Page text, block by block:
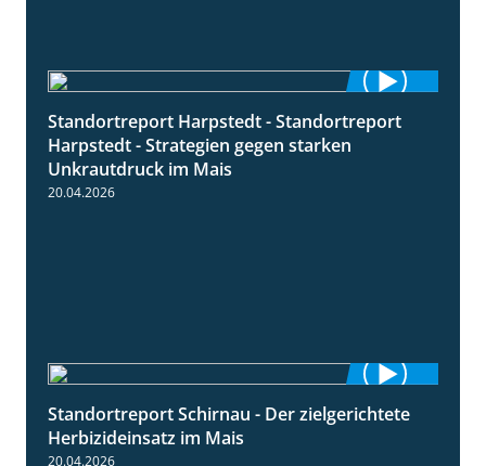
9:11
Standortreport Harpstedt - Standortreport
Harpstedt - Strategien gegen starken
Unkrautdruck im Mais
20.04.2026
9:27
Standortreport Schirnau - Der zielgerichtete
Herbizideinsatz im Mais
20.04.2026